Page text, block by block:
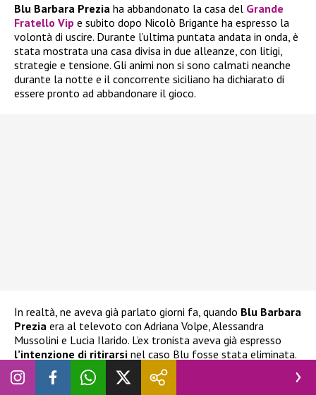
Blu Barbara Prezia ha abbandonato la casa del Grande
Fratello Vip e subito dopo Nicolò Brigante ha espresso la
volontà di uscire. Durante l’ultima puntata andata in onda, è
stata mostrata una casa divisa in due alleanze, con litigi,
strategie e tensione. Gli animi non si sono calmati neanche
durante la notte e il concorrente siciliano ha dichiarato di
essere pronto ad abbandonare il gioco.
In realtà, ne aveva già parlato giorni fa, quando Blu Barbara
Prezia era al televoto con Adriana Volpe, Alessandra
Mussolini e Lucia Ilarido. L’ex tronista aveva già espresso
l’intenzione di ritirarsi nel caso Blu fosse stata eliminata.
Ha espresso la stessa decisione anche alla stessa Prezia, che
ha cercato di dissuaderlo e di impedirgli di compiere scelte